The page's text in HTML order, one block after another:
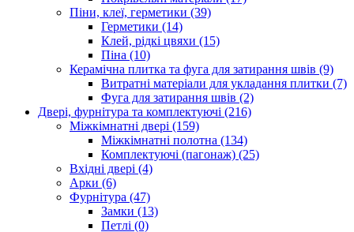
Піни, клеї, герметики (39)
Герметики (14)
Клей, рідкі цвяхи (15)
Піна (10)
Керамічна плитка та фуга для затирання швів (9)
Витратні матеріали для укладання плитки (7)
Фуга для затирання швів (2)
Двері, фурнітура та комплектуючі (216)
Міжкімнатні двері (159)
Міжкімнатні полотна (134)
Комплектуючі (пагонаж) (25)
Вхідні двері (4)
Арки (6)
Фурнітура (47)
Замки (13)
Петлі (0)